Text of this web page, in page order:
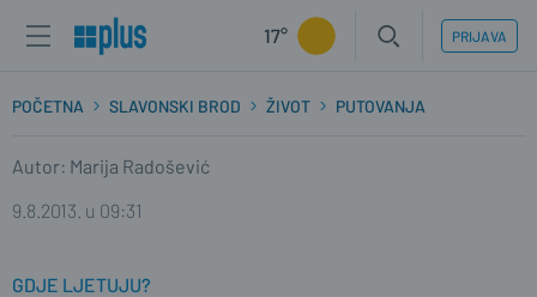
17° PRIJAVA
POČETNA SLAVONSKI BROD ŽIVOT PUTOVANJA
Autor: Marija Radošević
9.8.2013. u 09:31
GDJE LJETUJU?